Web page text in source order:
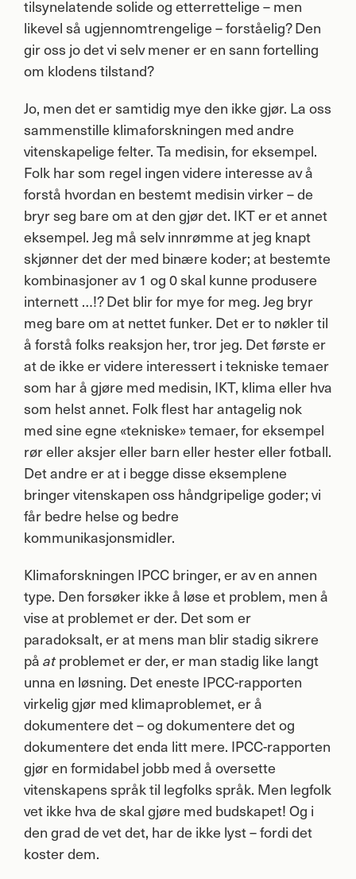
tilsynelatende solide og etterrettelige – men
likevel så ugjennomtrengelige – forståelig? Den
gir oss jo det vi selv mener er en sann fortelling
om klodens tilstand?
Jo, men det er samtidig mye den ikke gjør. La oss
sammenstille klimaforskningen med andre
vitenskapelige felter. Ta medisin, for eksempel.
Folk har som regel ingen videre interesse av å
forstå hvordan en bestemt medisin virker – de
bryr seg bare om at den gjør det. IKTer et annet
eksempel. Jeg må selv innrømme at jeg knapt
skjønner det der med binære koder; at bestemte
kombinasjoner av 1 og 0 skal kunne produsere
internett …!? Det blir for mye for meg. Jeg bryr
meg bare om at nettet funker. Det er to nøkler til
å forstå folks reaksjon her, tror jeg. Det første er
at de ikke er videre interessert i tekniske temaer
som har å gjøre med medisin, IKT, klima eller hva
som helst annet. Folk flest har antagelig nok
med sine egne «tekniske» temaer, for eksempel
rør eller aksjer eller barn eller hester eller fotball.
Det andre er at i begge disse eksemplene
bringer vitenskapen oss håndgripelige goder; vi
får bedre helse og bedre
kommunikasjonsmidler.
Klimaforskningen IPCCbringer, er av en annen
type. Den forsøker ikke å løse et problem, men å
vise at problemet er der. Det som er
paradoksalt, er at mens man blir stadig sikrere
på atproblemet er der, er man stadig like langt
unna en løsning. Det eneste IPCC-rapporten
virkelig gjør med klimaproblemet, er å
dokumentere det – og dokumentere det og
dokumentere det enda litt mere. IPCC-rapporten
gjør en formidabel jobb med å oversette
vitenskapens språk til legfolks språk. Men legfolk
vet ikke hva de skal gjøre med budskapet! Og i
den grad de vet det, har de ikke lyst – fordi det
koster dem.